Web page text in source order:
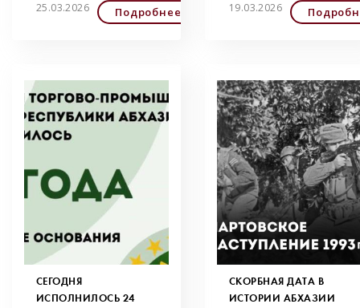
25.03.2026 Подробнее 19.03.2026
СЕГОДНЯ
ИСПОЛНИЛОСЬ 24
СКОРБНАЯ ДАТА В
ИСТОРИИ АБХАЗИИ